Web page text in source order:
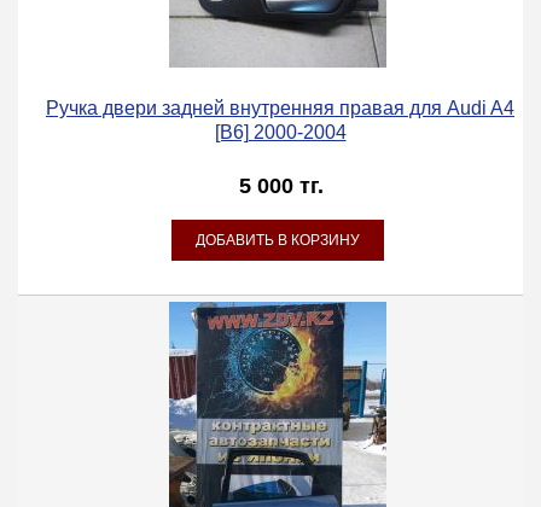
Ручка двери задней внутренняя правая для Audi A4
[B6] 2000-2004
5 000 тг.